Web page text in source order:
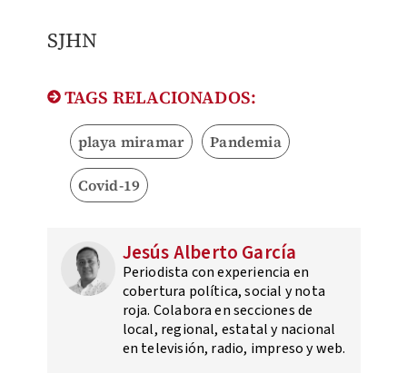
SJHN
TAGS RELACIONADOS:
playa miramar Pandemia
Covid-19
Jesús Alberto García
Periodista con experiencia en
cobertura política, social y nota
roja. Colabora en secciones de
local, regional, estatal y nacional
en televisión, radio, impreso y web.